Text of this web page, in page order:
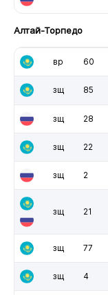
Алтай-Торпедо
вр 60
зщ 85
зщ 28
зщ 22
зщ 2
зщ 21
зщ 77
зщ 4